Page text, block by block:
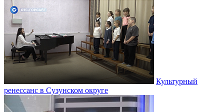
Культурный
ренессанс в Сузунском округе